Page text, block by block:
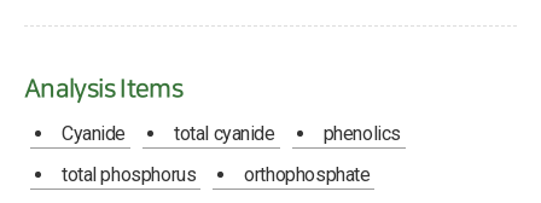
Analysis Items
Cyanide total cyanide
phenolics
total phosphorus
orthophosphate